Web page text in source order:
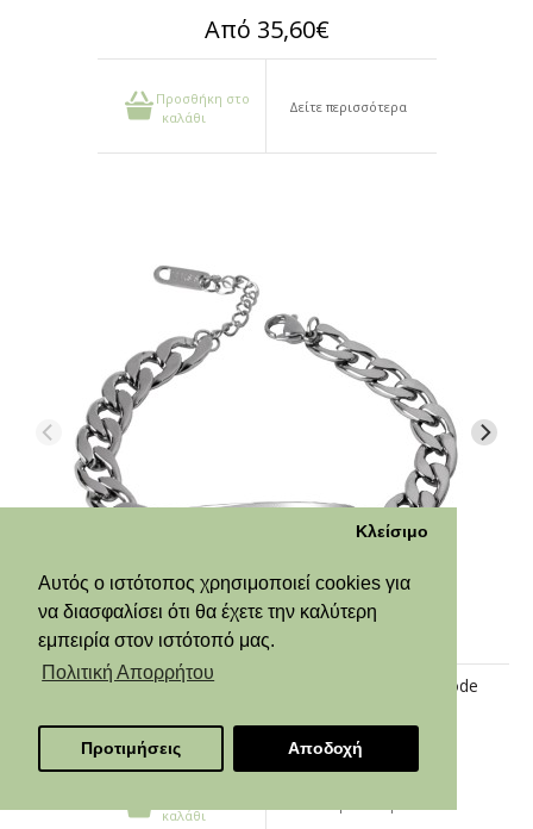
Αυτός ο ιστότοπος χρησιμοποιεί cookies για
να διασφαλίσει ότι θα έχετε την καλύτερη
εμπειρία στον ιστότοπό μας.
Πολιτική Απορρήτου
Κλείσιμο
Προτιμήσεις Αποδοχή
Από 35,60€
Προσθήκη στο
καλάθι
Δείτε περισσότερα
Jt Unisex ατσάλινο βραχιόλι ταυτότητα με Spotify code
Από 32,60€
καλάθι